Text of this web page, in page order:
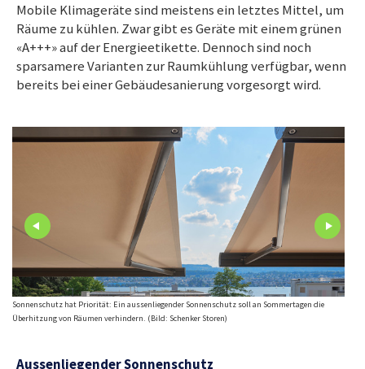
Mobile Klimageräte sind meistens ein letztes Mittel, um
Räume zu kühlen. Zwar gibt es Geräte mit einem grünen
«A+++» auf der Energieetikette. Dennoch sind noch
sparsamere Varianten zur Raumkühlung verfügbar, wenn
bereits bei einer Gebäudesanierung vorgesorgt wird.
Sonnenschutz hat Priorität: Ein aussenliegender Sonnenschutz soll an Sommertagen die
Überhitzung von Räumen verhindern. (Bild: Schenker Storen)
Aussenliegender Sonnenschutz